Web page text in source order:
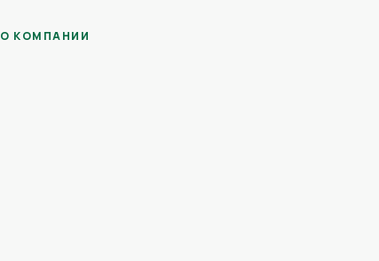
О КОМПАНИИ